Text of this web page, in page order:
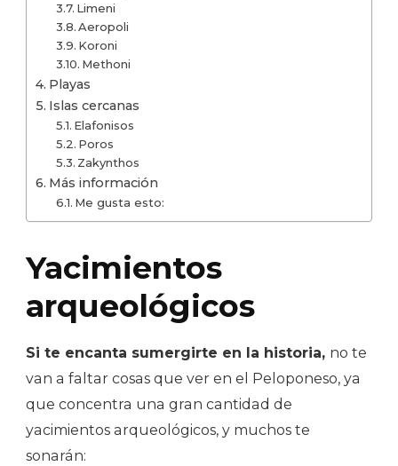
Limeni
Aeropoli
Koroni
Methoni
Playas
Islas cercanas
Elafonisos
Poros
Zakynthos
Más información
Me gusta esto:
Yacimientos
arqueológicos
Si te encanta sumergirte en la historia, no te
van a faltar cosas que ver en el Peloponeso, ya
que concentra una gran cantidad de
yacimientos arqueológicos, y muchos te
sonarán: